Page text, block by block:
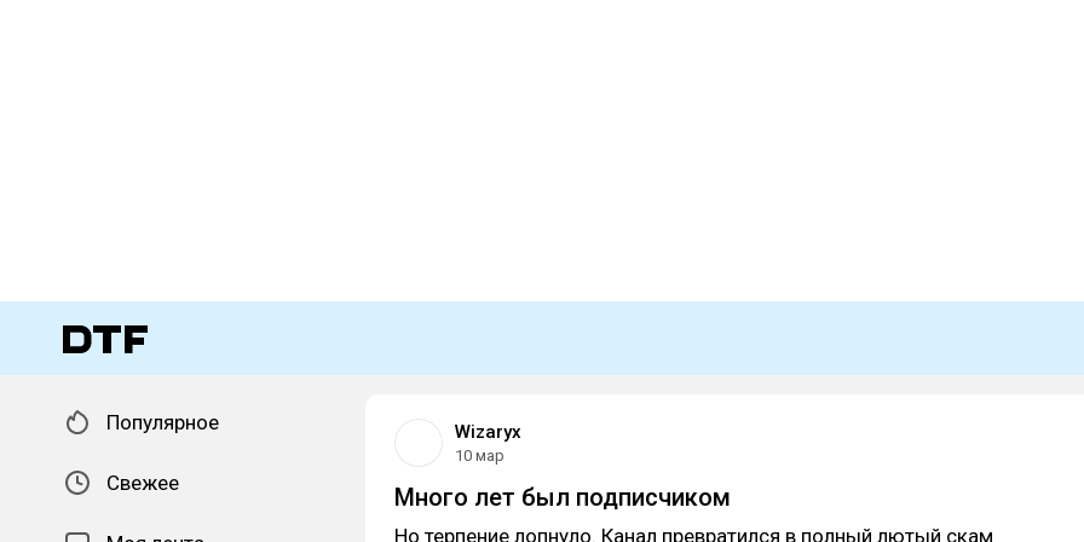
Популярное
Свежее
Wizaryx
10 мар
Много лет был подписчиком
Но терпение лопнуло. Канал превратился в полный лютый скам